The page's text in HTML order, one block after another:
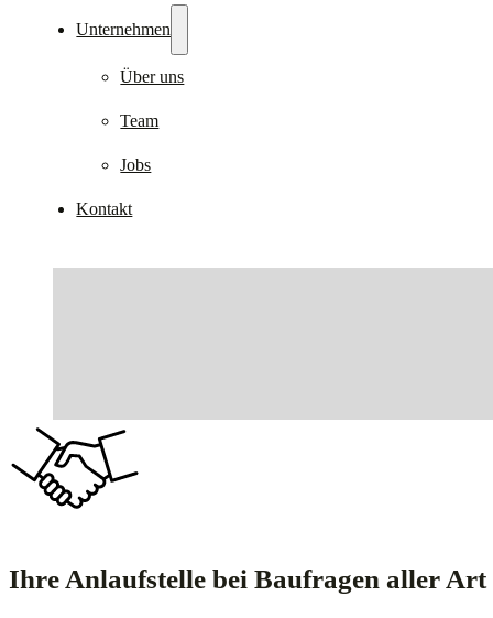
Unternehmen
Über uns
Team
Jobs
Kontakt
Ihre Anlaufstelle bei Baufragen aller Art